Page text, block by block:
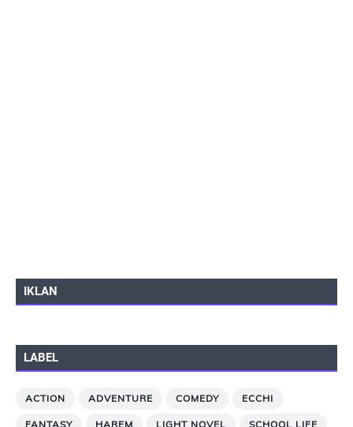
IKLAN
LABEL
ACTION ADVENTURE COMEDY ECCHI
FANTASY HAREM LIGHT NOVEL SCHOOL LIFE